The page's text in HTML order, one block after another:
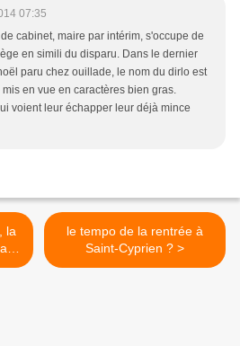
07:35
cabinet, maire par intérim, s'occupe de
en simili du disparu. Dans le dernier
paru chez ouillade, le nom du dirlo est
mis en vue en caractères bien gras.
voient leur échapper leur déjà mince
le tempo de la rentrée à
Saint-Cyprien ? >